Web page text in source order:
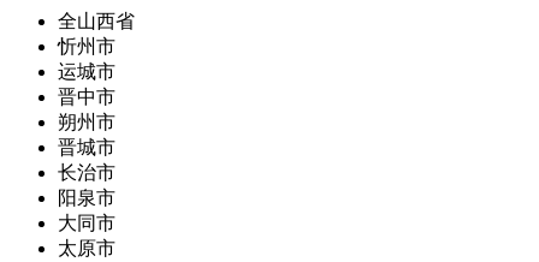
全山西省
忻州市
运城市
晋中市
朔州市
晋城市
长治市
阳泉市
大同市
太原市